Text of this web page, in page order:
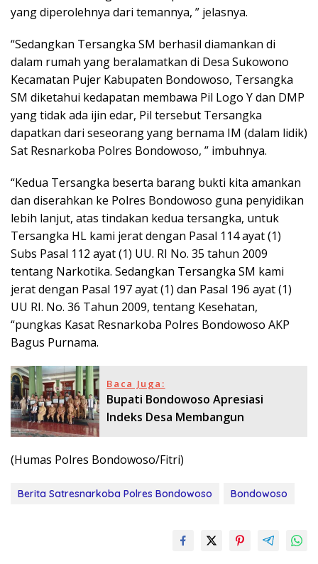
yang diperolehnya dari temannya, ” jelasnya.
“Sedangkan Tersangka SM berhasil diamankan di
dalam rumah yang beralamatkan di Desa Sukowono
Kecamatan Pujer Kabupaten Bondowoso, Tersangka
SM diketahui kedapatan membawa Pil Logo Y dan DMP
yang tidak ada ijin edar, Pil tersebut Tersangka
dapatkan dari seseorang yang bernama IM (dalam lidik)
Sat Resnarkoba Polres Bondowoso, ” imbuhnya.
“Kedua Tersangka beserta barang bukti kita amankan
dan diserahkan ke Polres Bondowoso guna penyidikan
lebih lanjut, atas tindakan kedua tersangka, untuk
Tersangka HL kami jerat dengan Pasal 114 ayat (1)
Subs Pasal 112 ayat (1) UU. RI No. 35 tahun 2009
tentang Narkotika. Sedangkan Tersangka SM kami
jerat dengan Pasal 197 ayat (1) dan Pasal 196 ayat (1)
UU RI. No. 36 Tahun 2009, tentang Kesehatan,
“pungkas Kasat Resnarkoba Polres Bondowoso AKP
Bagus Purnama.
Baca Juga:
Bupati Bondowoso Apresiasi
Indeks Desa Membangun
(Humas Polres Bondowoso/Fitri)
Berita Satresnarkoba Polres Bondowoso Bondowoso